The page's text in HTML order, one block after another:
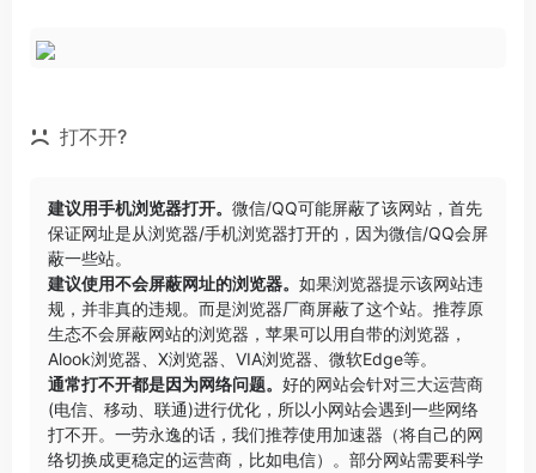
打不开?
建议用手机浏览器打开。 微信/QQ可能屏蔽了该网站，首先
保证网址是从浏览器/手机浏览器打开的，因为微信/QQ会屏
蔽一些站。
建议使用不会屏蔽网址的浏览器。 如果浏览器提示该网站违
规，并非真的违规。而是浏览器厂商屏蔽了这个站。推荐原
生态不会屏蔽网站的浏览器，苹果可以用自带的浏览器，
Alook浏览器
X浏览器 VIA浏览器 微软Edge等。
通常打不开都是因为网络问题。 好的网站会针对三大运营商
(电信、移动、联通)进行优化，所以小网站会遇到一些网络
打不开。一劳永逸的话，我们推荐使用加速器（将自己的网
络切换成更稳定的运营商，比如电信）。部分网站需要科学